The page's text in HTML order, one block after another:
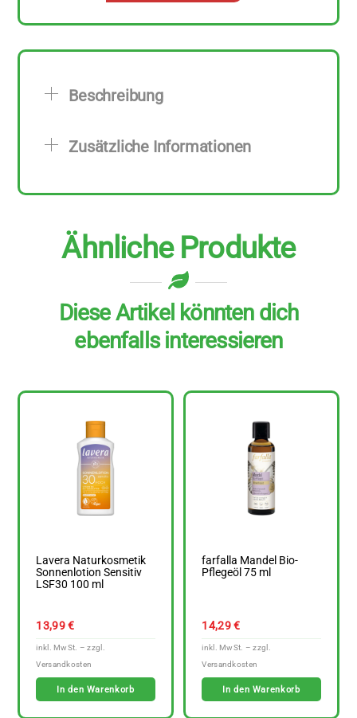
Bad
zu
ml
Beschreibung
Zusätzliche Informationen
Ähnliche Produkte
Diese Artikel könnten dich
ebenfalls interessieren
Lavera Naturkosmetik
Sonnenlotion Sensitiv
LSF30 100 ml
13,99€
In den Warenkorb
farfalla Mandel Bio-
Pflegeöl 75 ml
14,29€
In den Warenkorb